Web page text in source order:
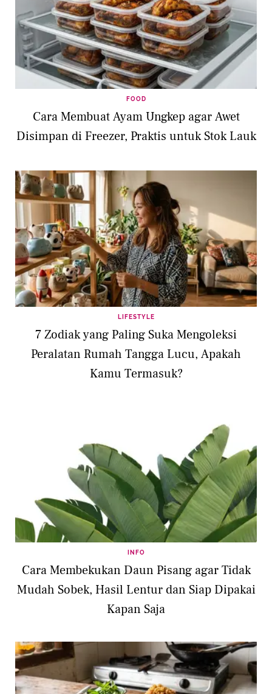
FOOD
Cara Membuat Ayam Ungkep agar Awet
Disimpan di Freezer, Praktis untuk Stok Lauk
LIFESTYLE
7 Zodiak yang Paling Suka Mengoleksi
Peralatan Rumah Tangga Lucu, Apakah
Kamu Termasuk?
INFO
Cara Membekukan Daun Pisang agar Tidak
Mudah Sobek, Hasil Lentur dan Siap Dipakai
Kapan Saja